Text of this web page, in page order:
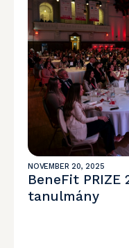
NOVEMBER 20, 2025
BeneFit PRIZE
tanulmány